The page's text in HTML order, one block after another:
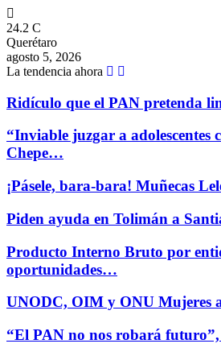
24.2 C
Querétaro
agosto 5, 2026
La tendencia ahora
Ridículo que el PAN pretenda
“Inviable juzgar a adolescentes
Chepe…
¡Pásele, bara-bara! Muñecas
Piden ayuda en Tolimán a
Producto Interno Bruto por
oportunidades…
UNODC, OIM y ONU Mujeres
“El PAN no nos robará